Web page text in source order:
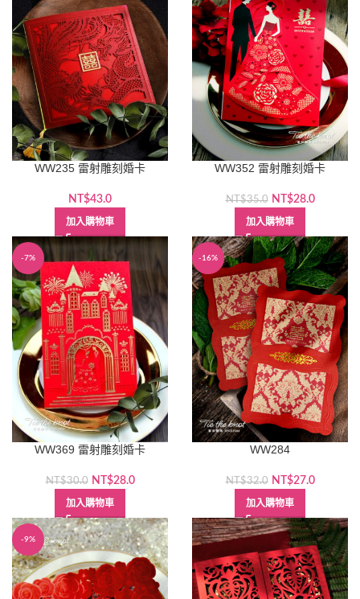
WW235 雷射雕刻婚卡
NT$43.0
加入購物車
WW352 雷射雕刻婚卡
NT$35.0 原
始
價
格：
NT$35.0。
NT$28.0目
格：
NT$28.0
加入購物車
-7%
WW369 雷射雕刻婚卡
NT$30.0 原
始
價
格：
NT$30.0。
NT$28.0目
格：
NT$28.0。
加入購物車
-16%
WW284
NT$32.0 原
始
價
格：
NT$32.0。
NT$27.0目
格：
NT$27.0
加入購物車
-9%